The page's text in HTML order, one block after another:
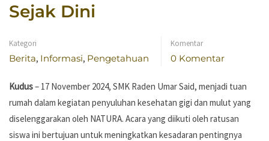
Sejak Dini
Kategori
Berita, Informasi, Pengetahuan
Komentar
0 Komentar
Kudus– 17 November 2024, SMK Raden Umar Said, menjadi tuan
rumah dalam kegiatan penyuluhan kesehatan gigi dan mulut yang
diselenggarakan oleh NATURA. Acara yang diikuti oleh ratusan
siswa ini bertujuan untuk meningkatkan kesadaran pentingnya